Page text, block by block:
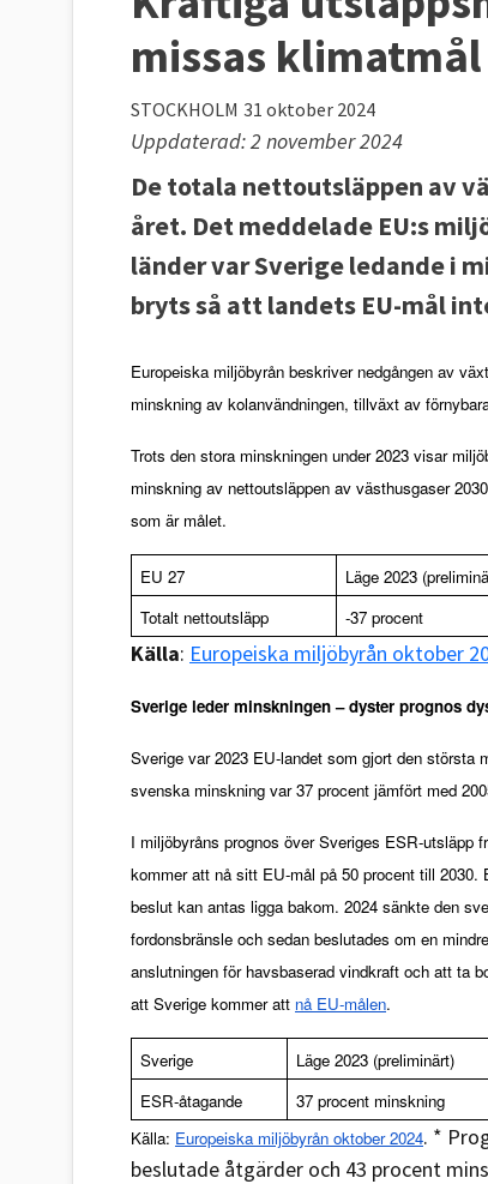
missas klimatmål
STOCKHOLM 31 oktober 2024
Uppdaterad: 2 november 2024
De totala nettoutsläppen av
året. Det meddelade EU:s
länder var Sverige ledande i
bryts så att landets EU-mål
Europeiska miljöbyrån beskriver nedgången av
minskning av kolanvändningen, tillväxt av
Trots den stora minskningen under 2023 visar
minskning av nettoutsläppen av västhusgaser
som är målet.
EU 27 Läge 2023
Totalt nettoutsläpp
-37 procent
Källa: Europeiska miljöbyrån oktober
Sverige leder minskningen – dyster prognos
Sverige var 2023 EU-landet som gjort den största
svenska minskning var 37 procent jämfört med
I miljöbyråns prognos över Sveriges ESR-utsläpp
kommer att nå sitt EU-mål på 50 procent till
beslut kan antas ligga bakom. 2024 sänkte den
fordonsbränsle och sedan beslutades om en
anslutningen för havsbaserad vindkraft och att ta
att Sverige kommer att nå EU-målen.
Sverige Läge 2023 (preliminärt)
ESR-åtagande
37 procent minskning
Källa: Europeiska miljöbyrån oktober 2024. *
beslutade åtgärder och 43 procent